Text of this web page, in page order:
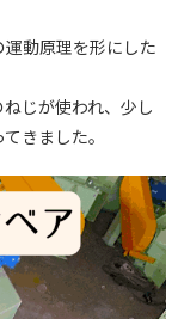
動原理を形にした
じが使われ、少し
きました。